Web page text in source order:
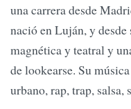
una carrera desde
nació en Luján, y
magnética y teatral y
de lookearse. Su
urbano, rap, trap, salsa,